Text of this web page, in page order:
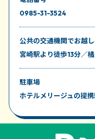
0985-31-3524
公共の交通機関でお越
宮崎駅より徒歩13分／
駐車場
ホテルメリージュの提